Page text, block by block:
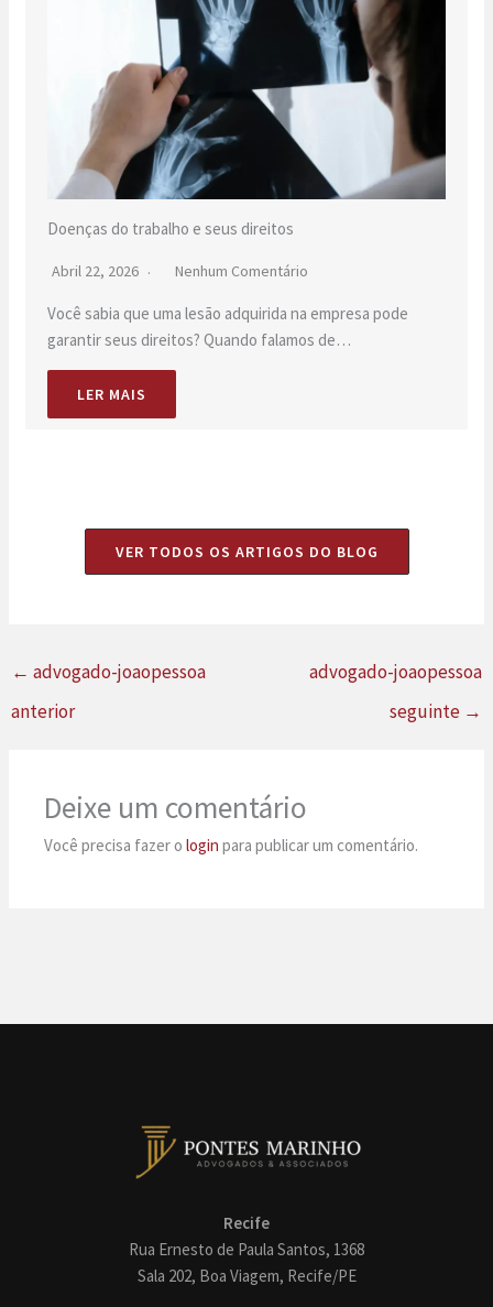
Doenças do trabalho e seus direitos
Abril 22, 2026 Nenhum Comentário
Você sabia que uma lesão adquirida na empresa pode
garantir seus direitos? Quando falamos de…
LER MAIS
VER TODOS OS ARTIGOS DO BLOG
← advogado-joaopessoa
anterior
advogado-joaopessoa
seguinte →
Deixe um comentário
Você precisa fazer ologin para publicar um comentário.
Recife
Rua Ernesto de Paula Santos, 1368
Sala 202, Boa Viagem, Recife/PE